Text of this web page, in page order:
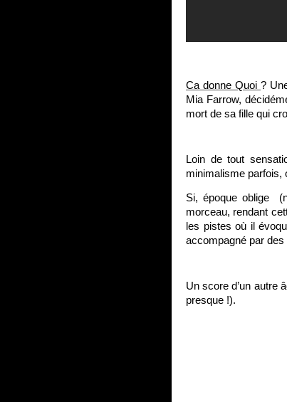
Ca donne Quoi ?
Mia Farrow,
mort de sa fille qui
Loin de tout
minimalisme parfois,
Si, époque oblige
morceau, rendant
les pistes où il
accompagné par
Un score d’un autre
presque !).